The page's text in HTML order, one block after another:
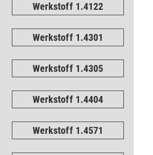
Werkstoff 1.4122
Werkstoff 1.4301
Werkstoff 1.4305
Werkstoff 1.4404
Werkstoff 1.4571